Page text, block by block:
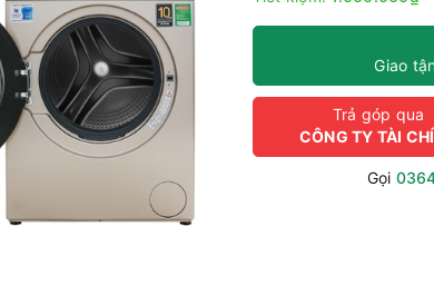
Giao
Trả góp qua
CÔNG TY TÀI
Gọi